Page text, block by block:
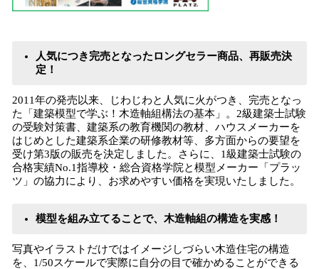
人気につき完売となったロングセラー商品、再販売決
定！
2011年の発売以来、じわじわと人気に火がつき、完売となっ
た「建築模型で学ぶ！木造軸組構法の基本」。2級建築士試験
の受験対策書、建築系の教育機関の教材、ハウスメーカーを
はじめとした建築系企業の研修教材等、多方面からの要望を
受け第3版の販売を決定しました。さらに、1級建築士試験の
合格実績No.1指導校・総合資格学院と模型メーカー「プラッ
ツ」の協力により、お求めやすい価格を実現いたしました。
模型を組み立てることで、木造軸組の構造を実感！
写真やイラストだけではイメージしづらい木造住宅の構造
を、1/50スケールで実際に自分の目で確かめることができる